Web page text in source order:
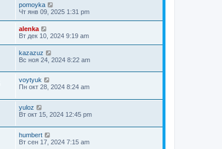
pomoyka
Чт янв 09, 2025 1:31 pm
alenka
Вт дек 10, 2024 9:19 am
kazazuz
Вс ноя 24, 2024 8:22 am
voytyuk
Пн окт 28, 2024 8:24 am
yuloz
Вт окт 15, 2024 12:45 pm
humbert
Вт сен 17, 2024 7:15 am